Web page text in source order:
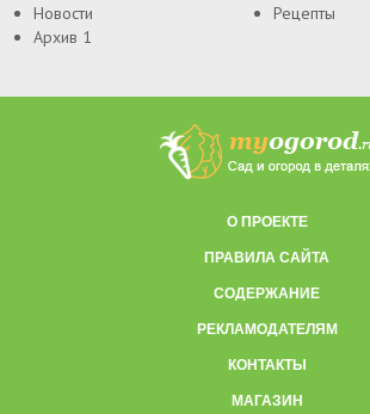
Новости
Рецепты
Архив 1
О ПРОЕКТЕ
ПРАВИЛА САЙТА
СОДЕРЖАНИЕ
РЕКЛАМОДАТЕЛЯМ
КОНТАКТЫ
МАГАЗИН